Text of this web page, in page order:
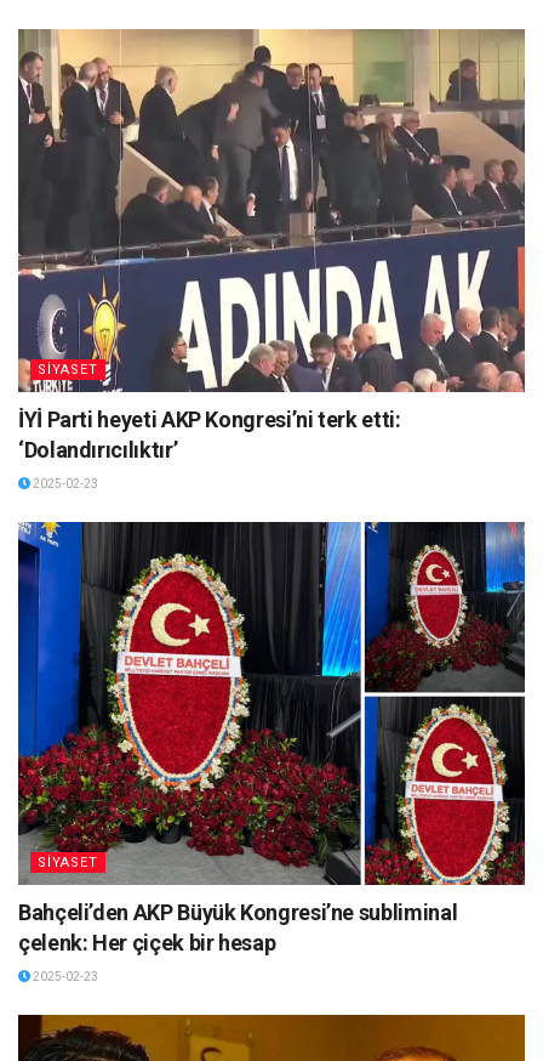
SİYASET
İYİ Parti heyeti AKP Kongresi’ni terk etti:
‘Dolandırıcılıktır’
2025-02-23
SİYASET
Bahçeli’den AKP Büyük Kongresi’ne subliminal
çelenk: Her çiçek bir hesap
2025-02-23